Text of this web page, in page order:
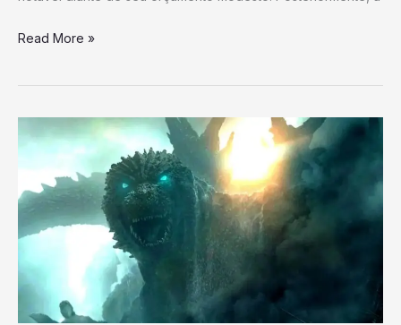
Read More »
Godzilla
Apresenta
“Godzilla
World”,
um
Novo
Universo
Expandido